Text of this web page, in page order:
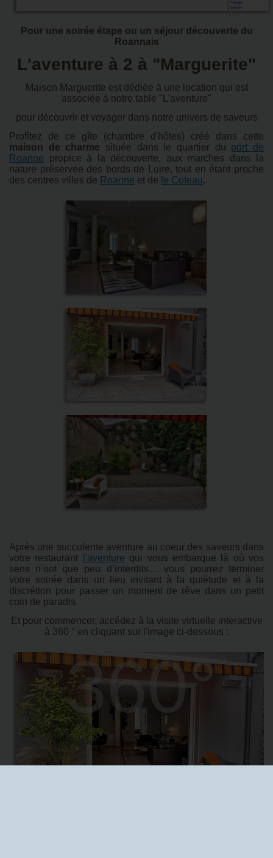
Pour une soirée étape ou un séjour découverte du
Roannais
L'aventure à 2 à "Marguerite"
Maison Marguerite est dédiée à une location qui est
associée à notre table "L'aventure"
pour découvrir et voyager dans notre univers de saveurs
Profitez de ce gîte (chambre d'hôtes) créé dans cette
maison de charme située dans le quartier du port de
Roanne propice à la découverte, aux marches dans la
nature préservée des bords de Loire, tout en étant proche
des centres villes de Roanne et de le Coteau.
Après une succulente aventure au coeur des saveurs dans
votre restaurant
l'aventure qui vous embarque là où vos
sens n’ont que peu d’interdits… vous pourrez terminer
votre soirée dans un lieu invitant à la quiétude et à la
discrétion pour passer un moment de rêve dans un petit
coin de paradis.
Et pour commencer, accédez à la visite virtuelle interactive
à 360 ° en cliquant sur l'image ci-dessous :
360°